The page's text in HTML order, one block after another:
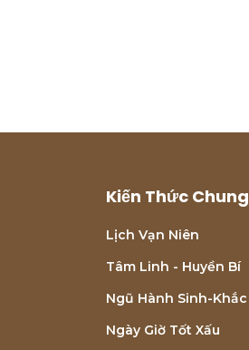
Kiến Thức Chung
Lịch Vạn Niên
Tâm Linh - Huyền Bí
Ngũ Hành Sinh-Khắc
Ngày Giờ Tốt Xấu